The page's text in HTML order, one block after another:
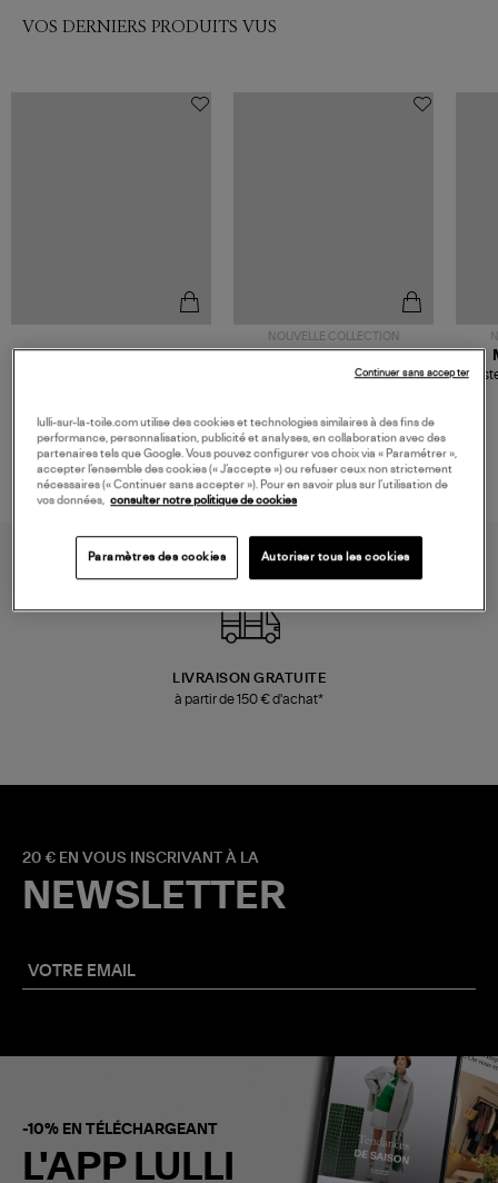
VOS DERNIERS PRODUITS VUS
NOUVELLE COLLECTION
Mocassins Killian Sport
LIVRAISON GRATUITE
à partir de 150 € d'achat*
20 € EN VOUS INSCRIVANT À LA
NEWSLETTER
-10% EN TÉLÉCHARGEANT
L'APP LULLI
lulli-sur-la-toile.com utilise des cookies et technologies similaires à des fins de
performance, personnalisation, publicité et analyses, en collaboration avec des
partenaires tels que Google. Vous pouvez configurer vos choix via « Paramétrer »,
accepter l’ensemble des cookies (« J’accepte ») ou refuser ceux non strictement
nécessaires (« Continuer sans accepter »). Pour en savoir plus sur l’utilisation de
vos données, consulter notre politique de cookies
Paramètres des cookies Autoriser tous les cookies
Continuer sans accepter